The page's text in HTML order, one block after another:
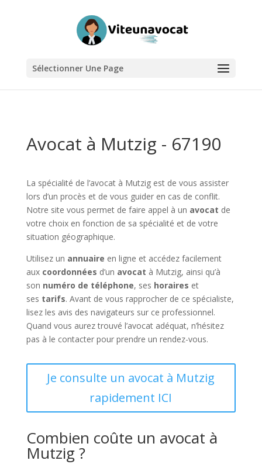
Sélectionner Une Page
Avocat à Mutzig - 67190
La spécialité de l’avocat à Mutzig est de vous assister
lors d’un procès et de vous guider en cas de conflit.
Notre site vous permet de faire appel à un avocat de
votre choix en fonction de sa spécialité et de votre
situation géographique.
Utilisez un annuaire en ligne et accédez facilement
aux coordonnées d’un avocat à Mutzig, ainsi qu’à
son numéro de téléphone, ses horaires et
ses tarifs. Avant de vous rapprocher de ce spécialiste,
lisez les avis des navigateurs sur ce professionnel.
Quand vous aurez trouvé l’avocat adéquat, n’hésitez
pas à le contacter pour prendre un rendez-vous.
Je consulte un avocat à Mutzig
rapidement ICI
Combien coûte un avocat à
Mutzig ?